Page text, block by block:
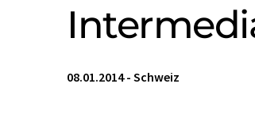
08.01.2014- Schweiz